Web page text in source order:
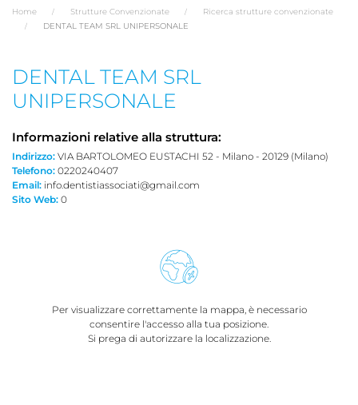
Home Strutture Convenzionate
Ricerca strutture convenzionate
DENTAL TEAM SRL UNIPERSONALE
DENTAL TEAM SRL
UNIPERSONALE
Informazioni relative alla struttura:
Indirizzo: VIA BARTOLOMEO EUSTACHI 52 - Milano - 20129 (Milano)
Telefono: 0220240407
Email: info.dentistiassociati@gmail.com
Sito Web: 0
Per visualizzare correttamente la mappa, è necessario
consentire l'accesso alla tua posizione.
Si prega di autorizzare la localizzazione.